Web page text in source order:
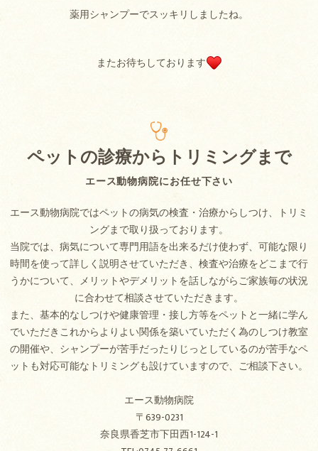
薬用シャンプーでスッキリしましたね。
またお待ちしております
エース動物病院にお任せ下さい
ペットの診療からトリミングまで
エース動物病院ではペットの病気の検査・治療からしつけ、トリミ
ングまで取り扱っております。
当院では、病気について専門用語を出来るだけ使わず、可能な限り
時間を使って詳しく説明させていただき、検査や治療をどこまで行
うかについて、メリットやデメリットを話しながらご家族毎の状況
に合わせて相談させていただきます。
また、基本的なしつけや健康管理・接し方等をペットと一緒に学ん
でいただきこれからよりよい関係を築いていただく為のしつけ教室
の開催や、シャンプーが苦手だったりじっとしているのが苦手なペ
ットも対応可能なトリミングも設けていますので、ご相談下さい。
エース動物病院
〒639-0231
奈良県香芝市下田西1-124-1